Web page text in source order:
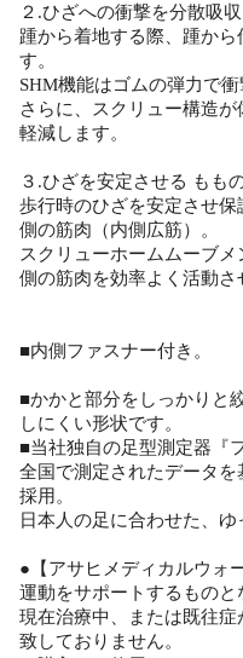
２.ひざへの衝撃を分散吸
踵から着地する際、踵か
す。
SHM機能はゴムの弾力で衝
さらに、スクリュー構造
軽減します。
３.ひざを安定させる もも
歩行時のひざを安定させ
側の筋肉（内側広筋）。
スクリューホームムーブ
側の筋肉を効率よく活動さ
■内側ファスナー付き。
■かかと部分をしっかりと
しにくい形状です。
■当社独自の足型測定器『
全国で測定されたデータ
採用。
日本人の足に合わせた、ゆ
●【アサヒメディカルウォ
運動をサポートするものと
現在治療中、または既往
致しておりません。